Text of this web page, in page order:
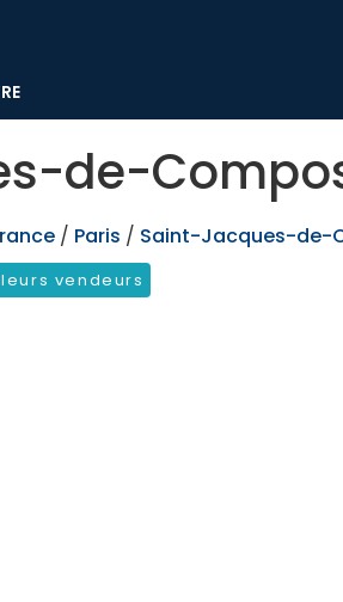
de-
/ Paris / Saint-Jacques-de-
vendeurs